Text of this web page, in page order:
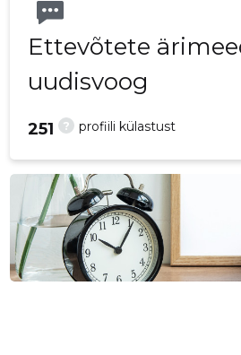
Ettevõtete
uudisvoog
? profiili külastust
251